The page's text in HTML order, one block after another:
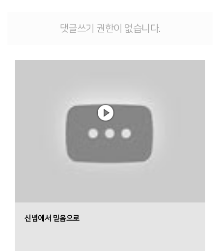
댓글쓰기 권한이 없습니다.
신념에서 믿음으로